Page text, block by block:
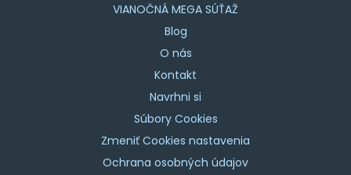
VIANOČNÁ MEGA SÚŤAŽ
Blog
O nás
Kontakt
Navrhni si
Súbory Cookies
Zmeniť Cookies nastavenia
Ochrana osobných údajov